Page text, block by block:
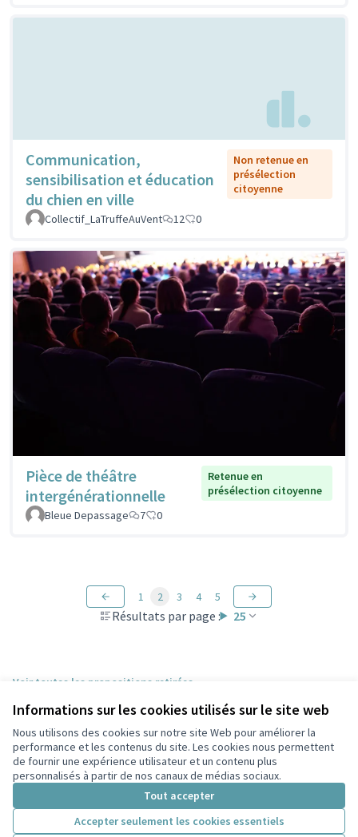
Informations sur les cookies utilisés sur le site web
Nous utilisons des cookies sur notre site Web pour améliorer la
performance et les contenus du site. Les cookies nous permettent
de fournir une expérience utilisateur et un contenu plus
personnalisés à partir de nos canaux de médias sociaux.
Tout accepter
Accepter seulement les cookies essentiels
Communication,
sensibilisation et éducation
du chien en ville
Non retenue en
présélection
citoyenne
Collectif_LaTruffeAuVent 12 0
Pièce de théâtre
intergénérationnelle
Retenue en
présélection citoyenne
Bleue Depassage
7 0
Résultats par page : 25
1 2 3 4 5
Voir toutes les propositions retirées
Conditions d'utilisation
Paramètres des cookies
Participez Villeurbanne sur X
(Lien externe)
Participez Villeurbanne sur Facebook
Participez Villeurbanne sur Instagram
Participez Villeurbanne sur YouTube
(Lien externe)